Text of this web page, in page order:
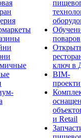
поваров
ключ в
BIM-
и Retail